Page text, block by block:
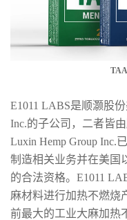
E1011 LABS是顺灏股
Inc.的子公司，二者皆
Luxin Hemp Group Inc.
制造相关业务并在美国
的合法资格。E1011
麻材料进行加热不燃烧
前最大的工业大麻加热